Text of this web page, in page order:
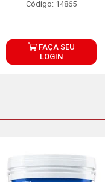
Código: 14865
FAÇA SEU
LOGIN